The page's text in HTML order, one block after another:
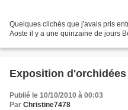
Quelques clichés que j'avais pris
Aoste il y a une quinzaine de jours
Exposition
Publié le 10/10/2010 à 00:03
Par Christine7478